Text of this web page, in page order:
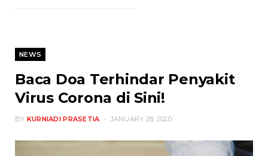
NEWS
Baca Doa Terhindar Penyakit
Virus Corona di Sini!
BY KURNIADI PRASETIA JANUARY 28, 2020